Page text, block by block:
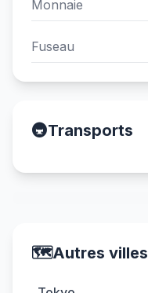
Monnaie
Fuseau
🚇Transports
🗺️Autres villes